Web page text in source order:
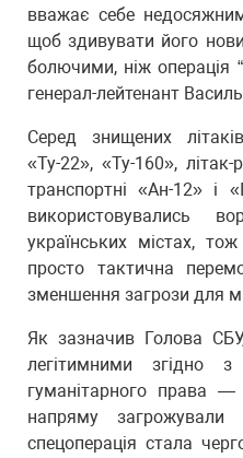
вважає себе
щоб здивувати його
болючими, ніж операція
генерал-лейтенант
Серед знищених
«Ту-22», «Ту-160»,
транспортні «Ан-12» і
використовувались
українських містах,
просто тактична
зменшення загрози для
Як зазначив Голова
легітимними згідно
гуманітарного права —
напряму
спецоперація стала